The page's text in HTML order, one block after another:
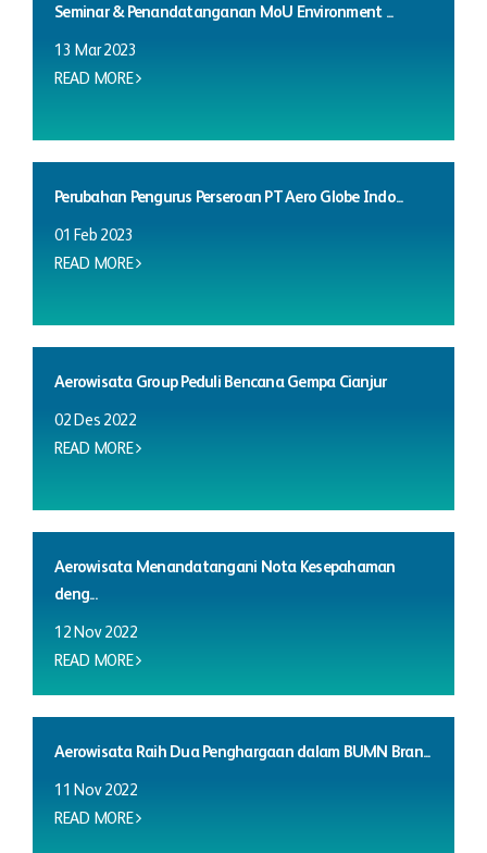
Seminar & Penandatanganan MoU Environment ...
13 Mar 2023
READ MORE
Perubahan Pengurus Perseroan PT Aero Globe Indo...
01 Feb 2023
READ MORE
Aerowisata Group Peduli Bencana Gempa Cianjur
02 Des 2022
READ MORE
Aerowisata Menandatangani Nota Kesepahaman
deng...
12 Nov 2022
READ MORE
Aerowisata Raih Dua Penghargaan dalam BUMN Bran...
11 Nov 2022
READ MORE